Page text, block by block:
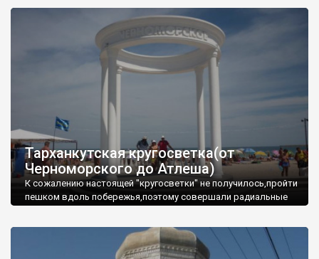
Тарханкутская кругосветка(от
Черноморского до Атлеша)
К сожалению настоящей "кругосветки" не получилось,пройти
пешком вдоль побережья,поэтому совершали радиальные